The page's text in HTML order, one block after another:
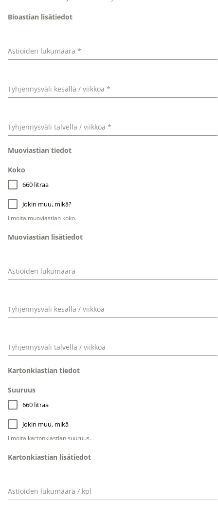
Bioastian lisätiedot
Astioiden lukumäärä *
Tyhjennysväli kesällä / viikkoa *
Tyhjennysväli talvella / viikkoa *
Muoviastian tiedot
Koko
660 litraa
Jokin muu, mikä?
Ilmoita muoviastian koko.
Muoviastian lisätiedot
Astioiden lukumäärä
Tyhjennysväli kesällä / viikkoa
Tyhjennysväli talvella / viikkoa
Kartonkiastian tiedot
Suuruus
660 litraa
Jokin muu, mikä
Ilmoita kartonkiastian suuruus.
Kartonkiastian lisätiedot
Astioiden lukumäärä / kpl